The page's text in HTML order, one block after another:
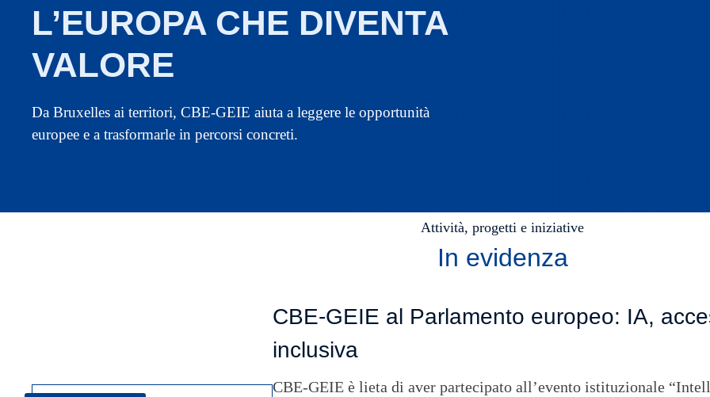
L’EUROPA CHE DIVENTA
VALORE
Da Bruxelles ai territori, CBE-GEIE aiuta a leggere le opportunità
europee e a trasformarle in percorsi concreti.
Attività, progetti e iniziative
In evidenza
CBE-GEIE al Parlamento europeo: IA,
inclusiva
CBE-GEIE è lieta di aver partecipato all’evento istituzionale